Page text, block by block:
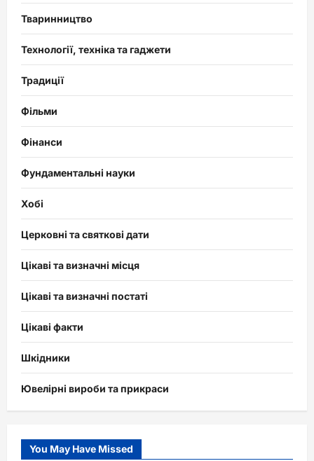
Тваринництво
Технології, техніка та гаджети
Традиції
Фільми
Фінанси
Фундаментальні науки
Хобі
Церковні та святкові дати
Цікаві та визначні місця
Цікаві та визначні постаті
Цікаві факти
Шкідники
Ювелірні вироби та прикраси
You May Have Missed